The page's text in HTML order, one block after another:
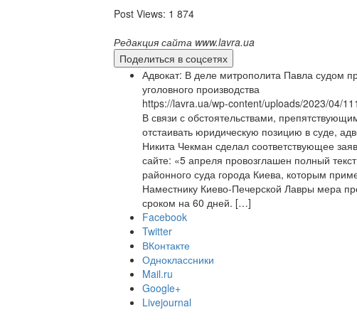
Post Views: 1 874
Редакция сайта www.lavra.ua
Поделиться в соцсетях
Адвокат: В деле митрополита Павла судом
уголовного производства
https://lavra.ua/wp-content/uploads/2023/04/
В связи с обстоятельствами,
отстаивать юридическую позицию в суде,
Никита Чекман сделал соответствующее
сайте: «5 апреля провозглашен полный
районного суда города Киева, которым
Наместнику Киево-Печерской Лавры мера
сроком на 60 дней. […]
Facebook
Twitter
ВКонтакте
Одноклассники
Mail.ru
Google+
Livejournal